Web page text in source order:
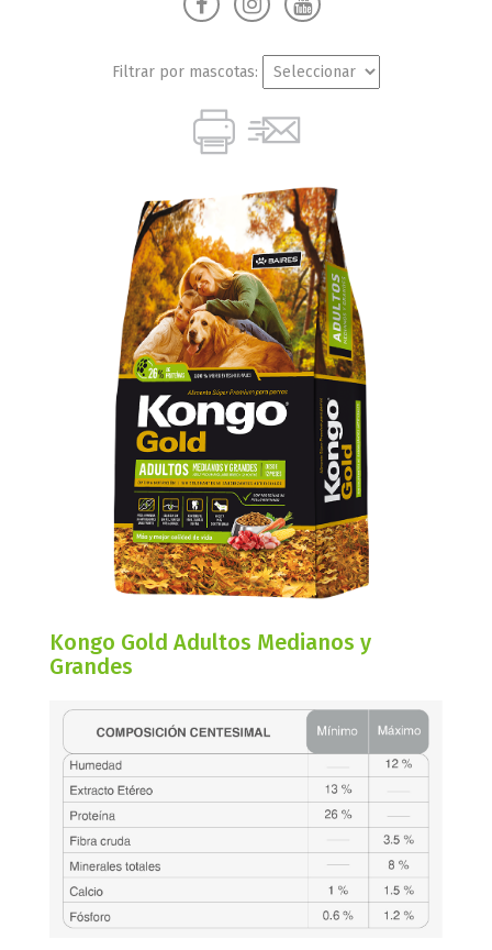
Filtrar por mascotas:
Kongo Gold Adultos Medianos y
Grandes